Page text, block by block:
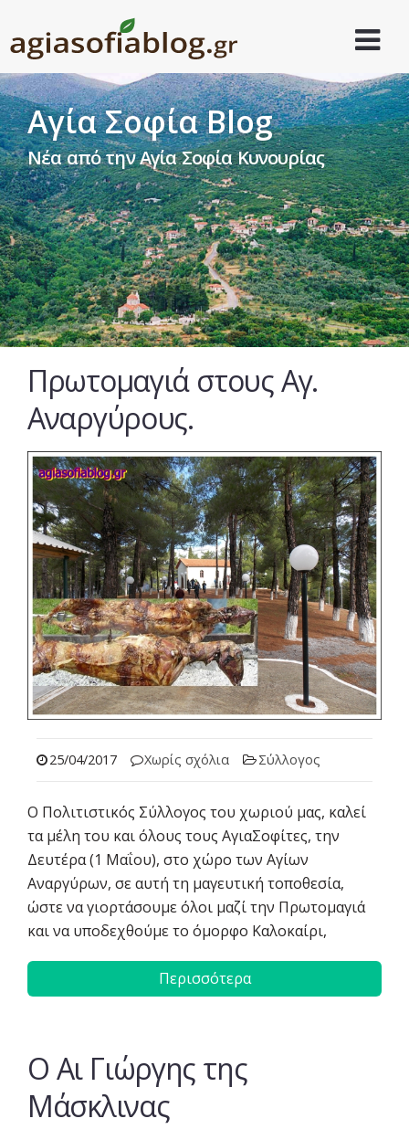
Αγία Σοφία Blog
Νέα από την Αγία Σοφία Κυνουρίας
Πρωτομαγιά στους Αγ.
Αναργύρους.
25/04/2017 Χωρίς σχόλια Σύλλογος
Ο Πολιτιστικός Σύλλογος του χωριού μας, καλεί
τα μέλη του και όλους τους ΑγιαΣοφίτες, την
Δευτέρα (1 Μαΐου), στο χώρο των Αγίων
Αναργύρων, σε αυτή τη μαγευτική τοποθεσία,
ώστε να γιορτάσουμε όλοι μαζί την Πρωτομαγιά
και να υποδεχθούμε το όμορφο Καλοκαίρι,
Περισσότερα
Ο Αι Γιώργης της
Μάσκλινας